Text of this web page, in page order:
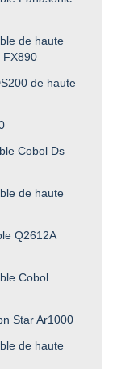
de haute
FX890
de haute
Cobol Ds
de haute
Q2612A
Cobol
Star Ar1000
de haute